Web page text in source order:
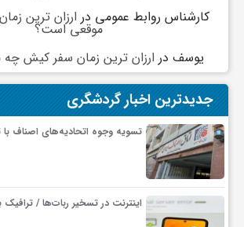
کارشناس روابط عمومی در ارزان ترین
موقعی است؟
یوسف در ارزان ترین زمان سفر کیش
جدیدترین اخبار گردشگری
تسویه وجوه اتحادیه‌های اصناف با
اینترنت در تسخیر ربات‌ها /